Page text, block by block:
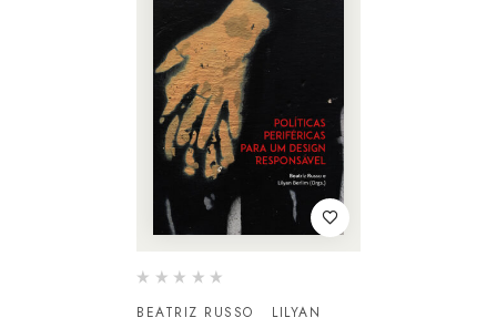
BEATRIZ RUSSO
LILYAN